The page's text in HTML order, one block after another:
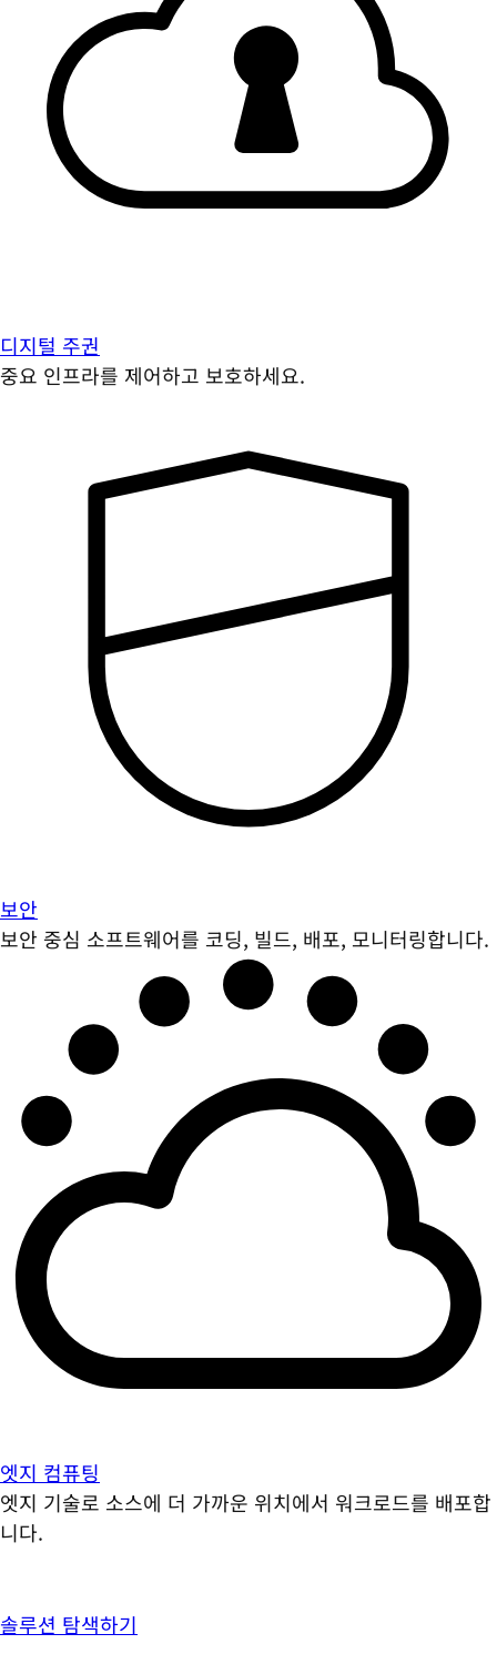
디지털 주권
중요 인프라를 제어하고 보호하세요.
보안
보안 중심 소프트웨어를 코딩, 빌드, 배포, 모니터링합니다.
엣지 컴퓨팅
엣지 기술로 소스에 더 가까운 위치에서 워크로드를 배포합
니다.
솔루션 탐색하기